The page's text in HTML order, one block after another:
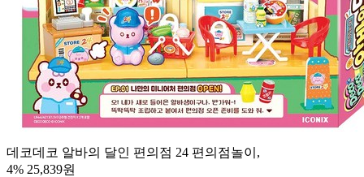
데코데코 알바의 달인 편의점 24 편의점놀이,
4% 25,839원